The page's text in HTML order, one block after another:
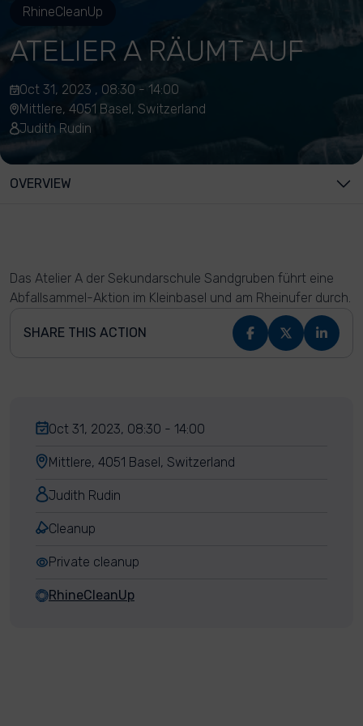
RhineCleanUp
ATELIER A RÄUMT AUF
Oct 31, 2023 , 08:30 - 14:00
Mittlere, 4051 Basel, Switzerland
Judith Rudin
OVERVIEW
Das Atelier A der Sekundarschule Sandgruben führt eine
Abfallsammel-Aktion im Kleinbasel und am Rheinufer durch.
SHARE THIS ACTION
Oct 31, 2023, 08:30 - 14:00
Mittlere, 4051 Basel, Switzerland
Judith Rudin
Cleanup
Private cleanup
RhineCleanUp